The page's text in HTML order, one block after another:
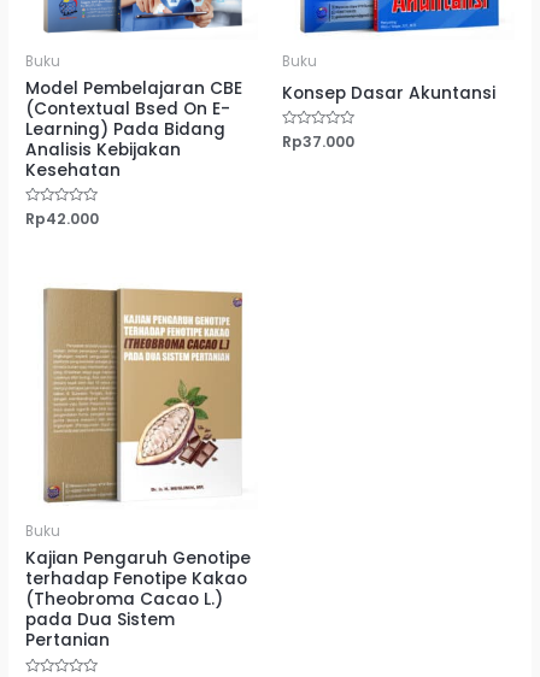
Buku
Model Pembelajaran CBE
(Contextual Bsed On E-
Learning) Pada Bidang
Analisis Kebijakan
Kesehatan
Dinilai
0
Rp42.000
Buku
Konsep Dasar Akuntansi
Dinilai
0
Rp37.000
Buku
Kajian Pengaruh Genotipe
terhadap Fenotipe Kakao
(Theobroma Cacao L.)
pada Dua Sistem
Pertanian